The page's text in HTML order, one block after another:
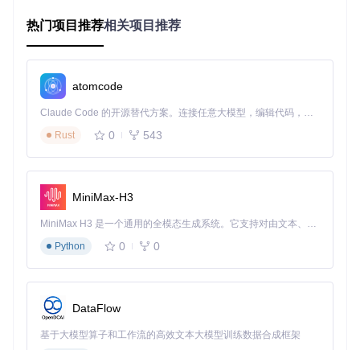
安装指南：简单三步，全平台覆盖
通用安装方法
目标
操作
预期结果
获取安
装包
访问项目仓库 relea
应版本
应安装包
完成安
双击运行安装程序并
应用成功安装并出现
系统差异补充
桌面系统 ：Windows使用.exe安装包，macOS使用.dmg镜
移动设备 ：Android直接安装APK，iOS需通过AltStore等工
具侧载
包管理器：支持Homebrew、Chocolatey等主流包管理工具
快速安装
跨设备同步专题：打造你的无缝音乐空间
热门项目推荐相关项目推荐
atomcode
Claude Code 的开源替代方案。连接任意大模型，编辑代码，运行命令，自动验证 — 全自动执行。用 Rust 构建，极致性能。 ｜ An open-source alternative to Claude Code. Connect any LLM, edit code, run commands, and verify changes — autonomously. Built in Rust for speed. Get Started
Rust
0 543
MiniMax-H3
MiniMax H3 是一个通用的全模态生成系统。它支持对由文本、图像、视频和音频组成的多模态上下文进行统一理解，并能生成分辨率高达 2K、时长可达 15 秒的带原生立体声音频的视频。得益于面向任务泛化的系统设计，H3 在预训练阶段就已具备广泛的多模态上下文理解与生成能力，能够出色地执行复杂的多模态指令。
Python
0 0
DataFlow
基于大模型算子和工作流的高效文本大模型训练数据合成框架